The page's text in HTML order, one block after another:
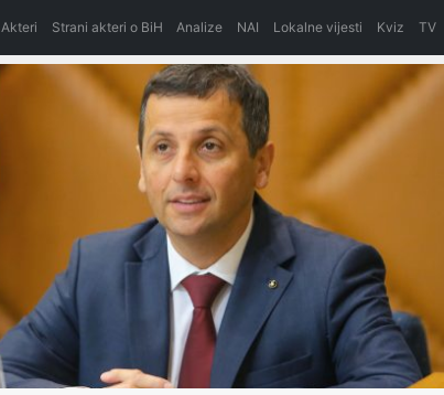
Akteri Strani akteri o BiH Analize NAI Lokalne vijesti Kviz TV